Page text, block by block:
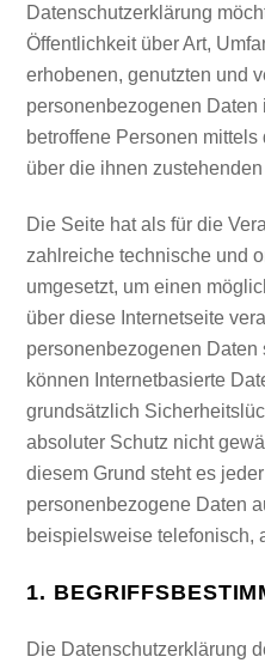
Datenschutzerklärung
Öffentlichkeit über Art,
erhobenen, genutzten und
personenbezogenen
betroffene Personen
über die ihnen
Die Seite hat als für die
zahlreiche technische und
umgesetzt, um einen
über diese Internetseite
personenbezogenen
können Internetbasierte
grundsätzlich
absoluter Schutz nicht
diesem Grund steht es
personenbezogene Daten
beispielsweise telefonisch,
1.
Die Datenschutzerklärung